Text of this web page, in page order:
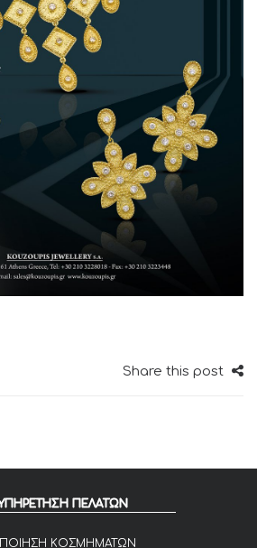
Share this post
ΠΕΛΑΤΩΝ
ΚΟΣΜΗΜΑΤΩΝ